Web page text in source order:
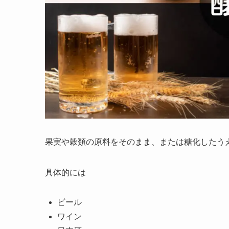
果実や穀類の原料をそのまま、または糖化した
具体的には
ビール
ワイン